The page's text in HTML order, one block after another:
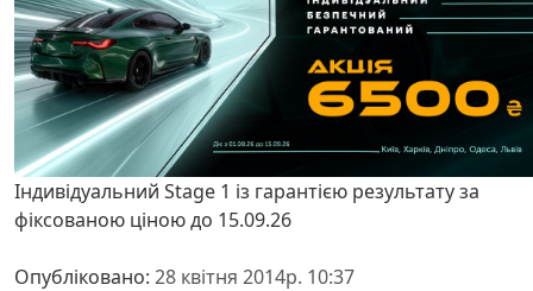
Індивідуальний Stage 1 із гарантією результату за
фіксованою ціною до 15.09.26
Опубліковано: 28 квітня 2014р. 10:37